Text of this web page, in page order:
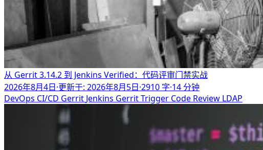
从 Gerrit 3.14.2 到 Jenkins Verified：代码评审门禁实战
2026年8月4日·更新于: 2026年8月5日·2910 字·14 分钟
DevOps CI/CD Gerrit Jenkins Gerrit Trigger Code Review LDAP